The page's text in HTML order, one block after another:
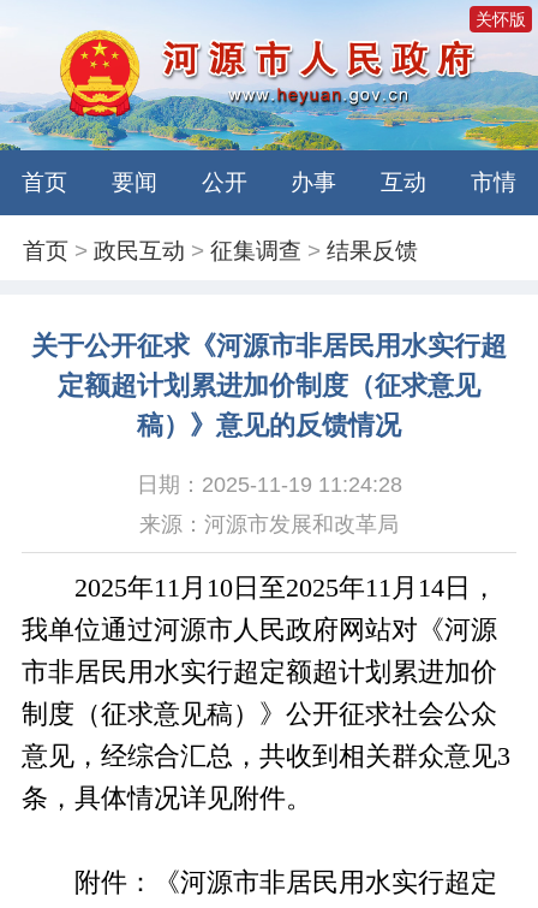
关怀版
首页 要闻 公开 办事 互动 市情
首页 >政民互动 >征集调查 >结果反馈
关于公开征求《河源市非居民用水实行超
定额超计划累进加价制度（征求意见
稿）》意见的反馈情况
日期：2025-11-19 11:24:28
来源：河源市发展和改革局
2025年11月10日至2025年11月14日，
我单位通过河源市人民政府网站对《河源
市非居民用水实行超定额超计划累进加价
制度（征求意见稿）》公开征求社会公众
意见，经综合汇总，共收到相关群众意见3
条，具体情况详见附件。
附件：《河源市非居民用水实行超定